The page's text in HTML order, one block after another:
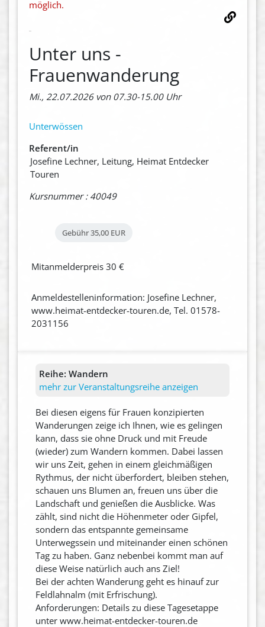
möglich.
Unter uns -
Frauenwanderung
Mi., 22.07.2026 von 07.30-15.00 Uhr
Unterwössen
Referent/in
Josefine Lechner, Leitung, Heimat Entdecker
Touren
Kursnummer : 40049
Gebühr35,00 EUR
Mitanmelderpreis 30 €
Anmeldestelleninformation: Josefine Lechner,
www.heimat-entdecker-touren.de, Tel. 01578-
2031156
Reihe: Wandern
mehr zur Veranstaltungsreihe anzeigen
Bei diesen eigens für Frauen konzipierten
Wanderungen zeige ich Ihnen, wie es gelingen
kann, dass sie ohne Druck und mit Freude
(wieder) zum Wandern kommen. Dabei lassen
wir uns Zeit, gehen in einem gleichmäßigen
Rythmus, der nicht überfordert, bleiben stehen,
schauen uns Blumen an, freuen uns über die
Landschaft und genießen die Ausblicke. Was
zählt, sind nicht die Höhenmeter oder Gipfel,
sondern das entspannte gemeinsame
Unterwegssein und miteinander einen schönen
Tag zu haben. Ganz nebenbei kommt man auf
diese Weise natürlich auch ans Ziel!
Bei der achten Wanderung geht es hinauf zur
Feldlahnalm (mit Erfrischung).
Anforderungen: Details zu diese Tagesetappe
unter www.heimat-entdecker-touren.de